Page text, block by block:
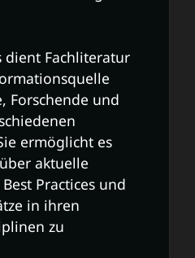
dient Fachliteratur
Forschende und
ermöglicht es
aktuelle
Practices und
in ihren
zu